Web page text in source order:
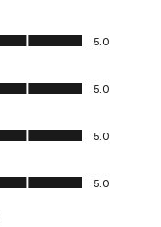
5.0
5.0
5.0
5.0